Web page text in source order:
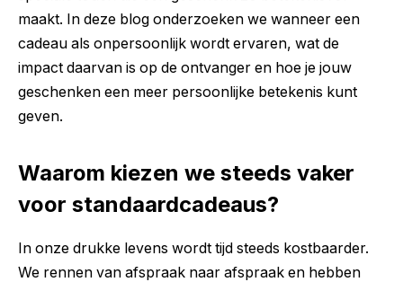
maakt. In deze blog onderzoeken we wanneer een
cadeau als onpersoonlijk wordt ervaren, wat de
impact daarvan is op de ontvanger en hoe je jouw
geschenken een meer persoonlijke betekenis kunt
geven.
Waarom kiezen we steeds vaker
voor standaardcadeaus?
In onze drukke levens wordt tijd steeds kostbaarder.
We rennen van afspraak naar afspraak en hebben